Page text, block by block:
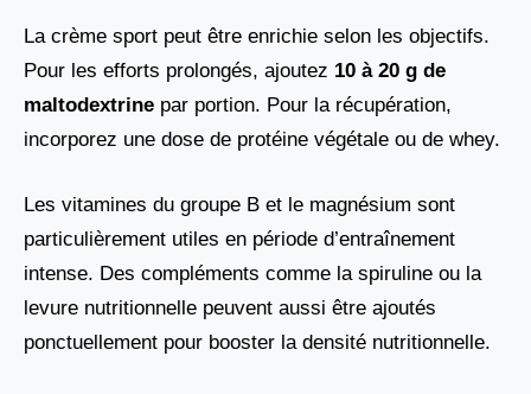
La crème sport peut être enrichie selon les objectifs.
Pour les efforts prolongés, ajoutez 10 à 20 g de
maltodextrine par portion. Pour la récupération,
incorporez une dose de protéine végétale ou de whey.
Les vitamines du groupe B et le magnésium sont
particulièrement utiles en période d’entraînement
intense. Des compléments comme la spiruline ou la
levure nutritionnelle peuvent aussi être ajoutés
ponctuellement pour booster la densité nutritionnelle.